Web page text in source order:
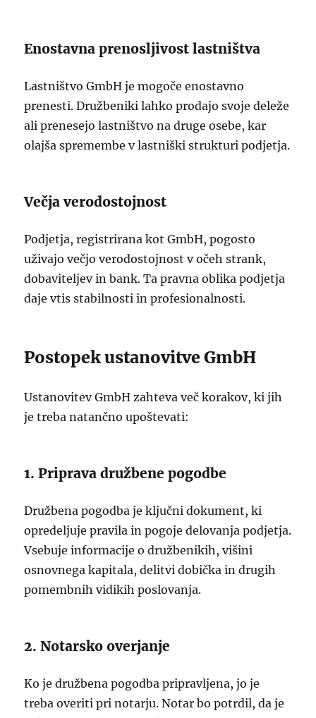
Enostavna prenosljivost lastništva
Lastništvo GmbH je mogoče enostavno
prenesti. Družbeniki lahko prodajo svoje deleže
ali prenesejo lastništvo na druge osebe, kar
olajša spremembe v lastniški strukturi podjetja.
Večja verodostojnost
Podjetja, registrirana kot GmbH, pogosto
uživajo večjo verodostojnost v očeh strank,
dobaviteljev in bank. Ta pravna oblika podjetja
daje vtis stabilnosti in profesionalnosti.
Postopek ustanovitve GmbH
Ustanovitev GmbH zahteva več korakov, ki jih
je treba natančno upoštevati:
1. Priprava družbene pogodbe
Družbena pogodba je ključni dokument, ki
opredeljuje pravila in pogoje delovanja podjetja.
Vsebuje informacije o družbenikih, višini
osnovnega kapitala, delitvi dobička in drugih
pomembnih vidikih poslovanja.
2. Notarsko overjanje
Ko je družbena pogodba pripravljena, jo je
treba overiti pri notarju. Notar bo potrdil, da je